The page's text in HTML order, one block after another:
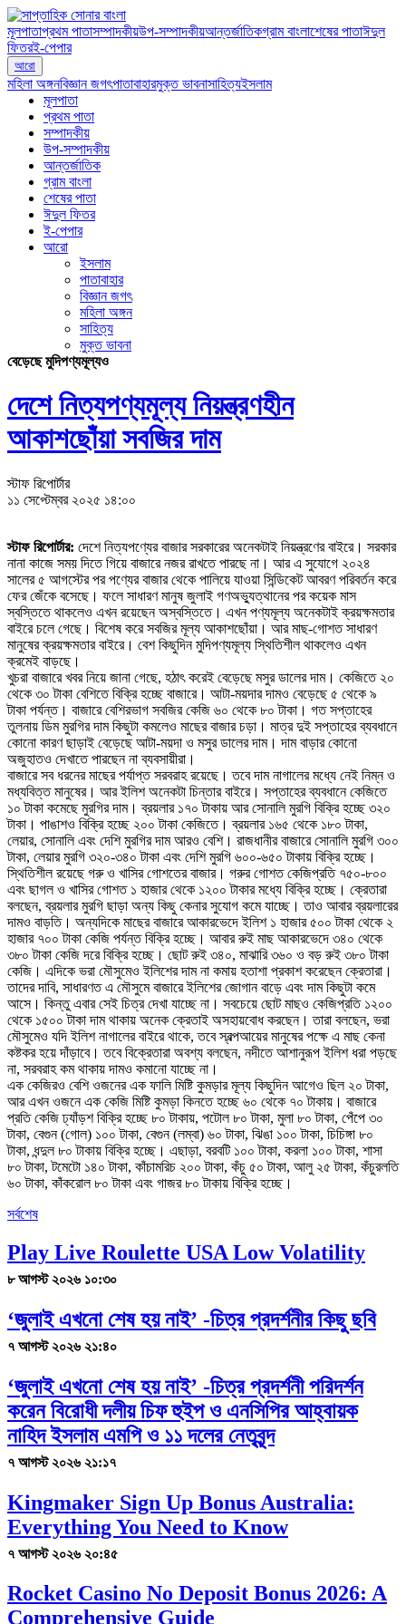
মূলপাতাপ্রথম পাতাসম্পাদকীয়উপ-সম্পাদকীয়আন্তর্জাতিকগ্রাম বাংলাশেষের পাতাঈদুল
ফিতরই-পেপার
আরো
মহিলা অঙ্গনবিজ্ঞান জগৎপাতাবাহারমুক্ত ভাবনাসাহিত্যইসলাম
মূলপাতা
প্রথম পাতা
সম্পাদকীয়
উপ-সম্পাদকীয়
আন্তর্জাতিক
গ্রাম বাংলা
শেষের পাতা
ঈদুল ফিতর
ই-পেপার
আরো
ইসলাম
পাতাবাহার
বিজ্ঞান জগৎ
মহিলা অঙ্গন
সাহিত্য
মুক্ত ভাবনা
বেড়েছে মুদিপণ্যমূল্যও
দেশে নিত্যপণ্যমূল্য নিয়ন্ত্রণহীন
আকাশছোঁয়া সবজির দাম
স্টাফ রিপোর্টার
১১ সেপ্টেম্বর ২০২৫ ১৪:০০
স্টাফ রিপোর্টার: দেশে নিত্যপণ্যের বাজার সরকারের অনেকটাই নিয়ন্ত্রণের বাইরে। সরকার
নানা কাজে সময় দিতে গিয়ে বাজারে নজর রাখতে পারছে না। আর এ সুযোগে ২০২৪
সালের ৫ আগস্টের পর পণ্যের বাজার থেকে পালিয়ে যাওয়া সিন্ডিকেট আবরণ পরিবর্তন করে
ফের জেঁকে বসেছে। ফলে সাধারণ মানুষ জুলাই গণঅভ্যুত্থানের পর কয়েক মাস
স্বস্তিতে থাকলেও এখন রয়েছেন অস্বস্তিতে। এখন পণ্যমূল্য অনেকটাই ক্রয়ক্ষমতার
বাইরে চলে গেছে। বিশেষ করে সবজির মূল্য আকাশছোঁয়া। আর মাছ-গোশত সাধারণ
মানুষের ক্রয়ক্ষমতার বাইরে। বেশ কিছুদিন মুদিপণ্যমূল্য স্থিতিশীল থাকলেও এখন
ক্রমেই বাড়ছে।
খুচরা বাজারে খবর নিয়ে জানা গেছে, হঠাৎ করেই বেড়েছে মসুর ডালের দাম। কেজিতে ২০
থেকে ৩০ টাকা বেশিতে বিক্রি হচ্ছে বাজারে। আটা-ময়দার দামও বেড়েছে ৫ থেকে ৯
টাকা পর্যন্ত। বাজারে বেশিরভাগ সবজির কেজি ৬০ থেকে ৮০ টাকা। গত সপ্তাহের
তুলনায় ডিম মুরগির দাম কিছুটা কমলেও মাছের বাজার চড়া। মাত্র দুই সপ্তাহের ব্যবধানে
কোনো কারণ ছাড়াই বেড়েছে আটা-ময়দা ও মসুর ডালের দাম। দাম বাড়ার কোনো
অজুহাতও দেখাতে পারছেন না ব্যবসায়ীরা।
বাজারে সব ধরনের মাছের পর্যাপ্ত সরবরাহ রয়েছে। তবে দাম নাগালের মধ্যে নেই নিম্ন ও
মধ্যবিত্ত মানুষের। আর ইলিশ অনেকটা চিন্তার বাইরে। সপ্তাহের ব্যবধানে কেজিতে
১০ টাকা কমেছে মুরগির দাম। ব্রয়লার ১৭০ টাকায় আর সোনালি মুরগি বিক্রি হচ্ছে ৩২০
টাকা। পাঙাশও বিক্রি হচ্ছে ২০০ টাকা কেজিতে। ব্রয়লার ১৬৫ থেকে ১৮০ টাকা,
লেয়ার, সোনালি এবং দেশি মুরগির দাম আরও বেশি। রাজধানীর বাজারে সোনালি মুরগি ৩০০
টাকা, লেয়ার মুরগি ৩২০-৩৪০ টাকা এবং দেশি মুরগি ৬০০-৬৫০ টাকায় বিক্রি হচ্ছে।
স্থিতিশীল রয়েছে গরু ও খাসির গোশতের বাজার। গরুর গোশত কেজিপ্রতি ৭৫০-৮০০
এবং ছাগল ও খাসির গোশত ১ হাজার থেকে ১২০০ টাকার মধ্যে বিক্রি হচ্ছে। ক্রেতারা
বলছেন, ব্রয়লার মুরগি ছাড়া অন্য কিছু কেনার সুযোগ কমে যাচ্ছে। তাও আবার ব্রয়লারের
দামও বাড়তি। অন্যদিকে মাছের বাজারে আকারভেদে ইলিশ ১ হাজার ৫০০ টাকা থেকে ২
হাজার ৭০০ টাকা কেজি পর্যন্ত বিক্রি হচ্ছে। আবার রুই মাছ আকারভেদে ৩৪০ থেকে
৩৮০ টাকা কেজি দরে বিক্রি হচ্ছে। ছোট রুই ৩৪০, মাঝারি ৩৬০ ও বড় রুই ৩৮০ টাকা
কেজি। এদিকে ভরা মৌসুমেও ইলিশের দাম না কমায় হতাশা প্রকাশ করেছেন ক্রেতারা।
তাদের দাবি, সাধারণত এ মৌসুমে বাজারে ইলিশের জোগান বাড়ে এবং দাম কিছুটা কমে
আসে। কিন্তু এবার সেই চিত্র দেখা যাচ্ছে না। সবচেয়ে ছোট মাছও কেজিপ্রতি ১২০০
থেকে ১৫০০ টাকা দাম থাকায় অনেক ক্রেতাই অসহায়বোধ করছেন। তারা বলছেন, ভরা
মৌসুমেও যদি ইলিশ নাগালের বাইরে থাকে, তবে স্বল্পআয়ের মানুষের পক্ষে এ মাছ কেনা
কষ্টকর হয়ে দাঁড়াবে। তবে বিক্রেতারা অবশ্য বলছেন, নদীতে আশানুরূপ ইলিশ ধরা পড়ছে
না, সরবরাহ কম থাকায় দামও কমানো যাচ্ছে না।
এক কেজিরও বেশি ওজনের এক ফালি মিষ্টি কুমড়ার মূল্য কিছুদিন আগেও ছিল ২০ টাকা,
আর এখন ওজনে এক কেজি মিষ্টি কুমড়া কিনতে হচ্ছে ৬০ থেকে ৭০ টাকায়। বাজারে
প্রতি কেজি ঢ্যাঁড়শ বিক্রি হচ্ছে ৮০ টাকায়, পটোল ৮০ টাকা, মুলা ৮০ টাকা, পেঁপে ৩০
টাকা, বেগুন (গোল) ১০০ টাকা, বেগুন (লম্বা) ৬০ টাকা, ঝিঙা ১০০ টাকা, চিচিঙ্গা ৮০
টাকা, ধন্দুল ৮০ টাকায় বিক্রি হচ্ছে। এছাড়া, বরবটি ১০০ টাকা, করলা ১০০ টাকা, শাসা
৮০ টাকা, টমেটো ১৪০ টাকা, কাঁচামরিচ ২০০ টাকা, কঁচু ৫০ টাকা, আলু ২৫ টাকা, কঁচুরলতি
৬০ টাকা, কাঁকরোল ৮০ টাকা এবং গাজর ৮০ টাকায় বিক্রি হচ্ছে।
সর্বশেষ
Play Live Roulette USA Low Volatility
৮ আগস্ট ২০২৬ ১০:৩০
‘জুলাই এখনো শেষ হয় নাই’ -চিত্র প্রদর্শনীর কিছু ছবি
৭ আগস্ট ২০২৬ ২১:৪০
‘জুলাই এখনো শেষ হয় নাই’ -চিত্র প্রদর্শনী পরিদর্শন
করেন বিরোধী দলীয় চিফ হুইপ ও এনসিপির আহ্বায়ক
নাহিদ ইসলাম এমপি ও ১১ দলের নেতৃবৃন্দ
৭ আগস্ট ২০২৬ ২১:১৭
Kingmaker Sign Up Bonus Australia:
Everything You Need to Know
৭ আগস্ট ২০২৬ ২০:৪৫
Rocket Casino No Deposit Bonus 2026: A
Comprehensive Guide